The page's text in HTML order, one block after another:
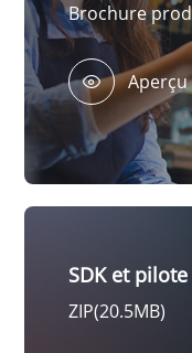
Brochure
SDK et pilote
ZIP(20.5MB)